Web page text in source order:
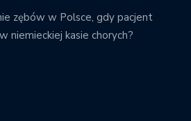
zębów w Polsce, gdy pacjent
niemieckiej kasie chorych?